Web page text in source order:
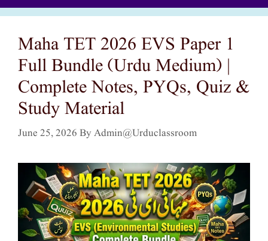
Maha TET 2026 EVS Paper 1
Full Bundle (Urdu Medium) |
Complete Notes, PYQs, Quiz &
Study Material
June 25, 2026 ByAdmin@urduclassroom